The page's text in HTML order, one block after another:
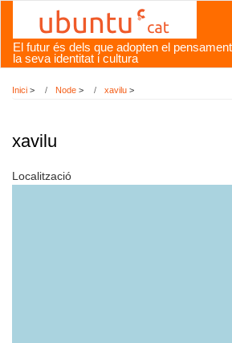
contingut
El futur és dels que adopten el
la seva identitat i cultura
Inici > Node > xavilu >
xavilu
Localització